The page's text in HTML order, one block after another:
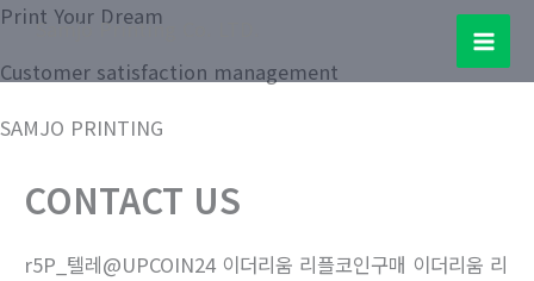
콘
츠
건
Samjo Printing Co. LTD.
Main
Print Your Dream
Customer satisfaction management
SAMJO PRINTING
CONTACT US
r5P_텔레@UPCOIN24 이더리움 리플코인구매 이더리움 리